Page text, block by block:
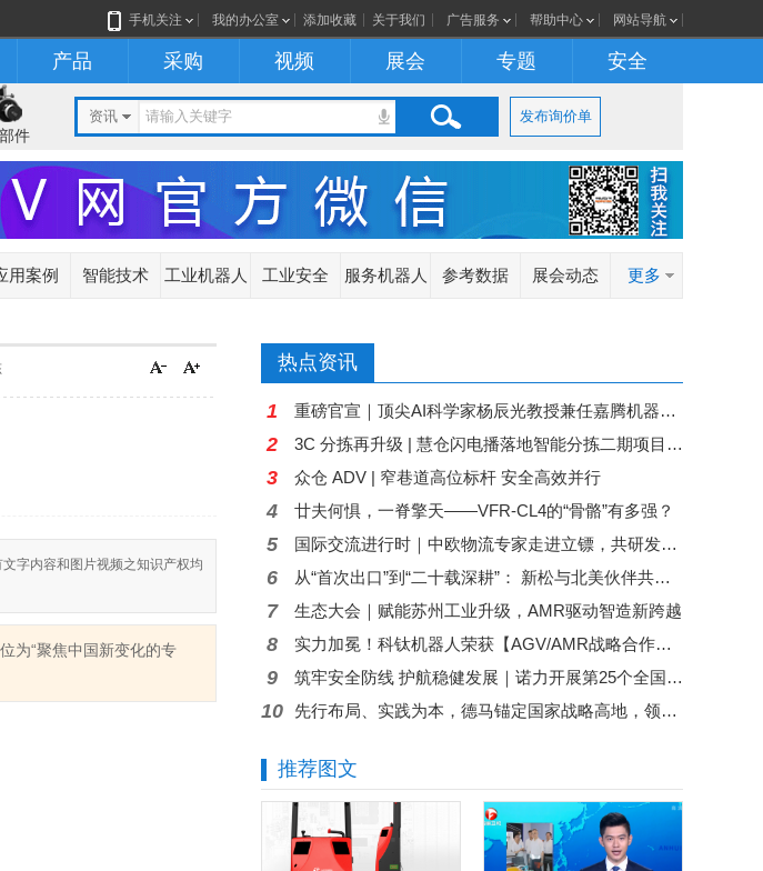
手机关注 我的办公室 添加收藏 关于我们 广告服务 帮助中心 网站导航
产品 采购 视频 展会 专题 安全
件
资讯 发布询价单
用案例 智能技术 工业机器人 工业安全 服务机器人 参考数据 展会动态 更多
字内容和图片视频之知识产权均
为“聚焦中国新变化的专
热点资讯
1 重磅官宣｜顶尖AI科学家杨辰光教授兼任嘉腾机器人首席具身智能科学家
2 3C 分拣再升级 | 慧仓闪电播落地智能分拣二期项目，双机协同产能翻倍
3 众仓 ADV | 窄巷道高位标杆 安全高效并行
4 廿夫何惧，一脊擎天——VFR-CL4的“骨骼”有多强？
5 国际交流进行时｜中欧物流专家走进立镖，共研发展新机遇
6 从“首次出口”到“二十载深耕”： 新松与北美伙伴共绘智能制造产业合作新图景
7 生态大会｜赋能苏州工业升级，AMR驱动智造新跨越
8 实力加冕！科钛机器人荣获【AGV/AMR战略合作奖】，再添行业认可
9 筑牢安全防线 护航稳健发展｜诺力开展第25个全国安全生产月专题会议暨安全管理能力提升培训
10 先行布局、实践为本，德马锚定国家战略高地，领跑物流具身智能赛道
推荐图文